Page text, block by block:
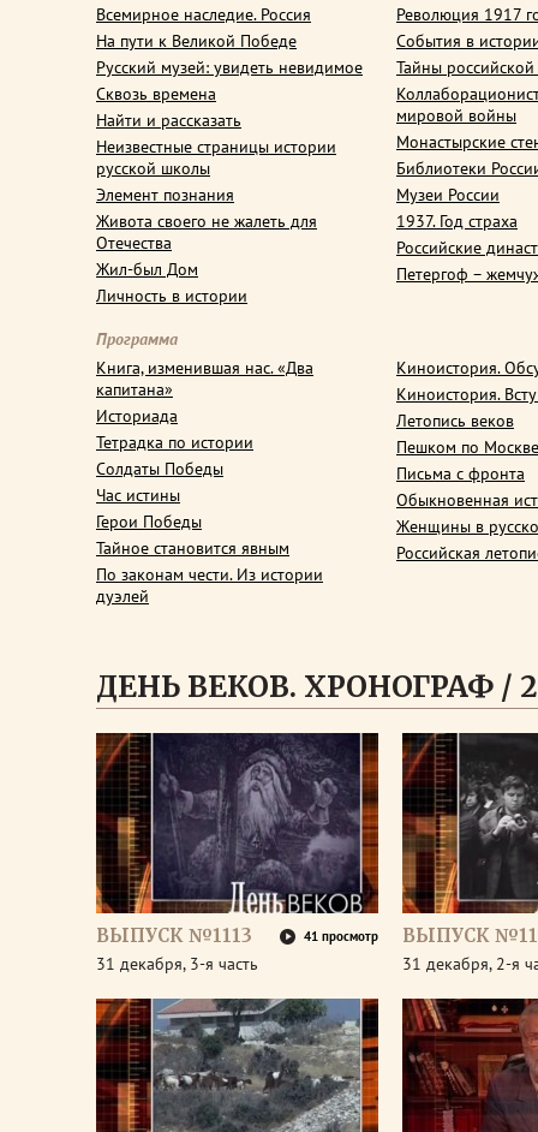
Всемирное наследие. Россия
На пути к Великой Победе
Русский музей: увидеть невидимое
Сквозь времена
Найти и рассказать
Неизвестные страницы истории
русской школы
Элемент познания
Живота своего не жалеть для
Отечества
Жил-был Дом
Личность в истории
Революция 1917
События в
Тайны
мировой войны
Монастырские
Библиотеки
Музеи России
1937. Год страха
Российские
Петергоф –
Программа
Книга, изменившая нас. «Два
капитана»
Историада
Тетрадка по истории
Солдаты Победы
Час истины
Герои Победы
Тайное становится явным
По законам чести. Из истории
дуэлей
Киноистория.
Киноистория.
Летопись веков
Пешком по Москве
Письма с фронта
Обыкновенная
Женщины в
Российская
ДЕНЬ ВЕКОВ. ХРОНОГРАФ /
ВЫПУСК №1113 41 просмотр
31 декабря, 3-я часть
ВЫПУСК
31 декабря, 2-я